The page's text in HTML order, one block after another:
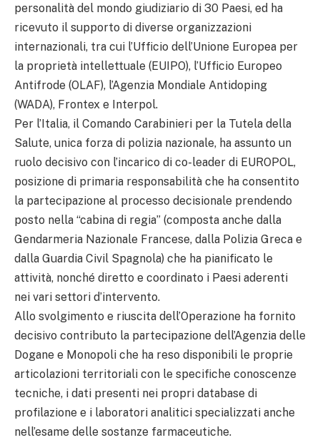
personalità del mondo giudiziario di 30 Paesi, ed ha
ricevuto il supporto di diverse organizzazioni
internazionali, tra cui l’Ufficio dell’Unione Europea per
la proprietà intellettuale (EUIPO), l’Ufficio Europeo
Antifrode (OLAF), l’Agenzia Mondiale Antidoping
(WADA), Frontex e Interpol.
Per l’Italia, il Comando Carabinieri per la Tutela della
Salute, unica forza di polizia nazionale, ha assunto un
ruolo decisivo con l’incarico di co-leader di EUROPOL,
posizione di primaria responsabilità che ha consentito
la partecipazione al processo decisionale prendendo
posto nella “cabina di regia” (composta anche dalla
Gendarmeria Nazionale Francese, dalla Polizia Greca e
dalla Guardia Civil Spagnola) che ha pianificato le
attività, nonché diretto e coordinato i Paesi aderenti
nei vari settori d’intervento.
Allo svolgimento e riuscita dell’Operazione ha fornito
decisivo contributo la partecipazione dell’Agenzia delle
Dogane e Monopoli che ha reso disponibili le proprie
articolazioni territoriali con le specifiche conoscenze
tecniche, i dati presenti nei propri database di
profilazione e i laboratori analitici specializzati anche
nell’esame delle sostanze farmaceutiche.